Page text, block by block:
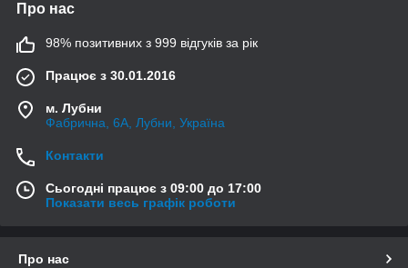
Про нас
98% позитивних з 999 відгуків за рік
Працює з 30.01.2016
м. Лубни
Фабрична, 6А, Лубни, Україна
Контакти
Сьогодні працює з 09:00 до 17:00
Показати весь графік роботи
Про нас